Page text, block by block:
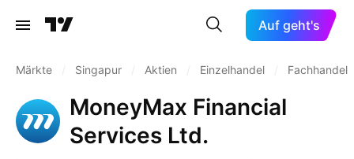
Auf geht's
Märkte Singapur Aktien Einzelhandel Fachhandel
MoneyMax Financial
Services Ltd.